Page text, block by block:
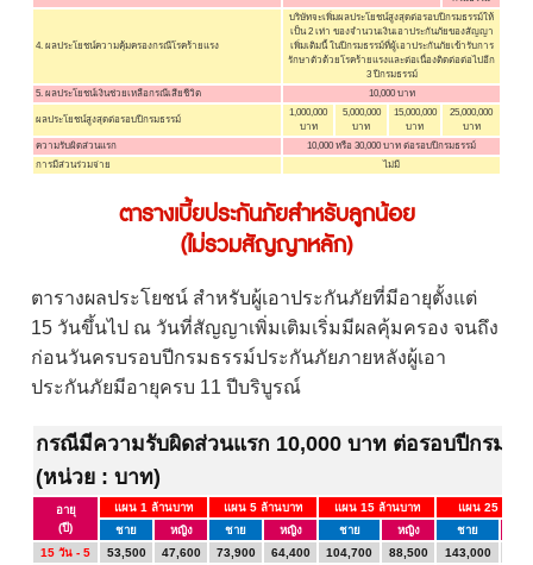
4. ผลประโยชน์ความคุ้มครองกรณีโรคร้ายแรง
บริษัทจะเพิ่มผลประโยชน์สูงสุดต่อรอบปีกรมธรรม์ให้
เป็น 2 เท่า ของจำนวนเงินเอาประกันภัยของสัญญา
เพิ่มเติมนี้ ในปีกรมธรรม์ที่ผู้เอาประกันภัยเข้ารับการ
รักษาตัวด้วยโรคร้ายแรงและต่อเนื่องติดต่อต่อไปอีก
3 ปีกรมธรรม์
5. ผลประโยชน์เงินช่วยเหลือกรณีเสียชีวิต
10,000 บาท
ผลประโยชน์สูงสุดต่อรอบปีกรมธรรม์
1,000,000
บาท
5,000,000
บาท
15,000,000
บาท
25,000,000
บาท
ความรับผิดส่วนแรก
10,000 หรือ 30,000 บาท ต่อรอบปีกรมธรรม์
การมีส่วนร่วมจ่าย
ไม่มี
ตารางเบี้ยประกันภัยสำหรับลูกน้อย
(ไม่รวมสัญญาหลัก)
ตารางผลประโยชน์ สำหรับผู้เอาประกันภัยที่มีอายุตั้งแต่
15 วันขึ้นไป ณ วันที่สัญญาเพิ่มเติมเริ่มมีผลคุ้มครอง จนถึง
ก่อนวันครบรอบปีกรมธรรม์ประกันภัยภายหลังผู้เอา
ประกันภัยมีอายุครบ 11 ปีบริบูรณ์
กรณีมีความรับผิดส่วนแรก 10,000 บาท ต่อรอบปีกรมธ
(หน่วย : บาท)
อายุ
(ปี)
แผน 1 ล้านบาท แผน 5 ล้านบาท แผน 15 ล้านบาท
แผน 25 ล้านบ
ชาย
หญิง ชาย หญิง ชาย หญิง ชาย
15 วัน - 5
53,500 47,600 73,900 64,400 104,700 88,500 143,000